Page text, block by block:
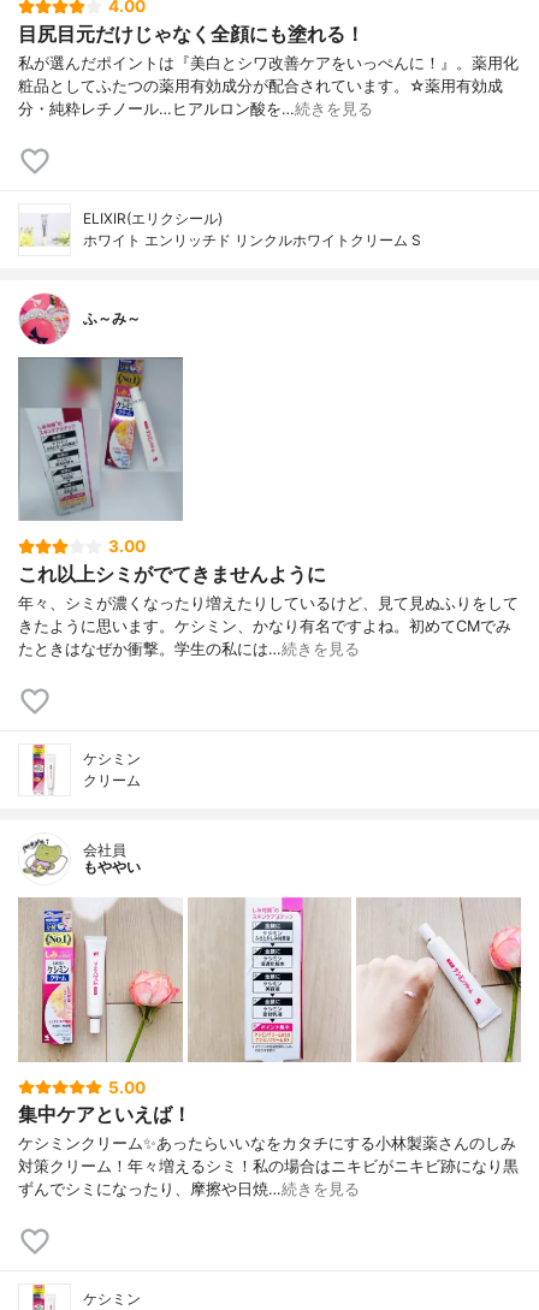
4.00
目尻目元だけじゃなく全顔にも塗れる！
私が選んだポイントは『美白とシワ改善ケアをいっぺんに！』。薬用化
粧品としてふたつの薬用有効成分が配合されています。☆薬用有効成
分・純粋レチノール…ヒアルロン酸を…続きを見る
ELIXIR(エリクシール)
ホワイト エンリッチド リンクルホワイトクリーム S
ふ～み～
3.00
これ以上シミがでてきませんように
年々、シミが濃くなったり増えたりしているけど、見て見ぬふりをして
きたように思います。ケシミン、かなり有名ですよね。初めてCMでみ
たときはなぜか衝撃。学生の私には…続きを見る
ケシミン
クリーム
会社員
もややい
5.00
集中ケアといえば！
ケシミンクリーム✨あったらいいなをカタチにする小林製薬さんのしみ
対策クリーム！年々増えるシミ！私の場合はニキビがニキビ跡になり黒
ずんでシミになったり、摩擦や日焼…続きを見る
ケシミン